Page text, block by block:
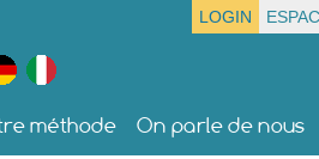
LOGIN
méthode On parle de nous